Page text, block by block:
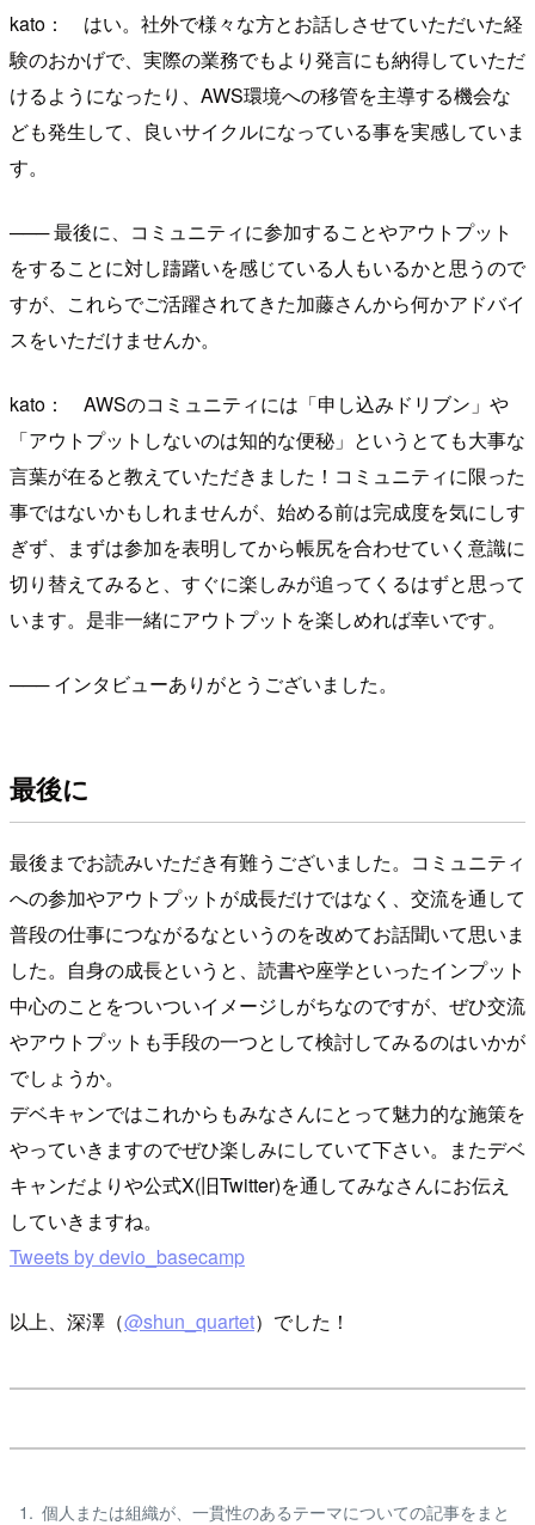
kato： はい。社外で様々な方とお話しさせていただいた経
験のおかげで、実際の業務でもより発言にも納得していただ
けるようになったり、AWS環境への移管を主導する機会な
ども発生して、良いサイクルになっている事を実感していま
す。
─── 最後に、コミュニティに参加することやアウトプット
をすることに対し躊躇いを感じている人もいるかと思うので
すが、これらでご活躍されてきた加藤さんから何かアドバイ
スをいただけませんか。
kato： AWSのコミュニティには「申し込みドリブン」や
「アウトプットしないのは知的な便秘」というとても大事な
言葉が在ると教えていただきました！コミュニティに限った
事ではないかもしれませんが、始める前は完成度を気にしす
ぎず、まずは参加を表明してから帳尻を合わせていく意識に
切り替えてみると、すぐに楽しみが追ってくるはずと思って
います。是非一緒にアウトプットを楽しめれば幸いです。
─── インタビューありがとうございました。
最後に
最後までお読みいただき有難うございました。コミュニティ
への参加やアウトプットが成長だけではなく、交流を通して
普段の仕事につながるなというのを改めてお話聞いて思いま
した。自身の成長というと、読書や座学といったインプット
中心のことをついついイメージしがちなのですが、ぜひ交流
やアウトプットも手段の一つとして検討してみるのはいかが
でしょうか。
デベキャンではこれからもみなさんにとって魅力的な施策を
やっていきますのでぜひ楽しみにしていて下さい。またデベ
キャンだよりや公式X(旧Twitter)を通してみなさんにお伝え
していきますね。
Tweets by devio_basecamp
以上、深澤（@shun_quartet）でした！
個人または組織が、一貫性のあるテーマについての記事をまと